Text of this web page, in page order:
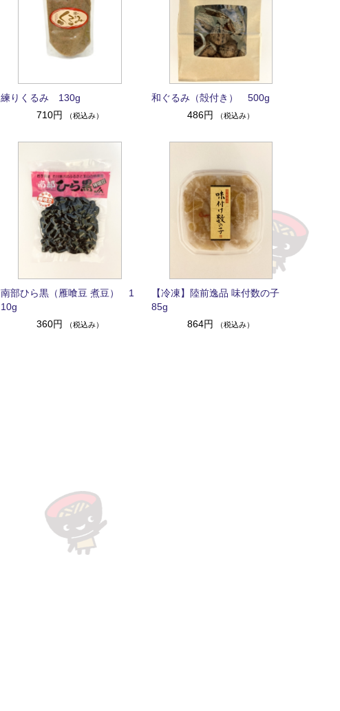
練りくるみ 130g
710円
（税込み）
和ぐるみ（殻付き） 500g
486円
（税込み）
南部ひら黒（雁喰豆 煮豆） 1
10g
360円
（税込み）
【冷凍】陸前逸品 味付数の子
85g
864円
（税込み）